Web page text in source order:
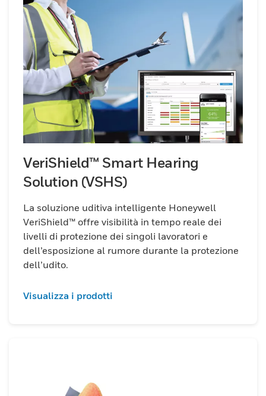
VeriShield™ Smart Hearing
Solution (VSHS)
La soluzione uditiva intelligente Honeywell
VeriShield™ offre visibilità in tempo reale dei
livelli di protezione dei singoli lavoratori e
dell’esposizione al rumore durante la protezione
dell’udito.
Visualizza i prodotti